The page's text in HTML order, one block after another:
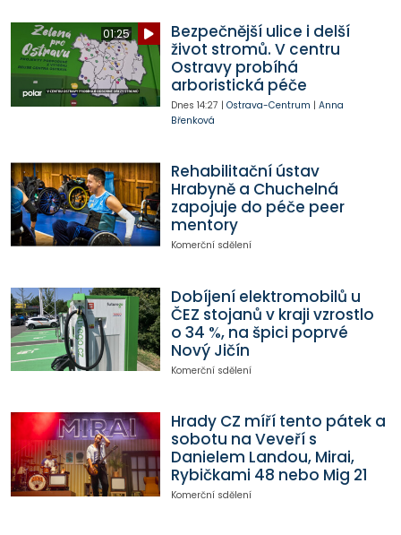
01:25
Bezpečnější ulice i delší
život stromů. V centru
Ostravy probíhá
arboristická péče
Dnes 14:27 | Ostrava-Centrum | Anna
Břenková
Rehabilitační ústav
Hrabyně a Chuchelná
zapojuje do péče peer
mentory
Komerční sdělení
Dobíjení elektromobilů u
ČEZ stojanů v kraji vzrostlo
o 34 %, na špici poprvé
Nový Jičín
Komerční sdělení
Hrady CZ míří tento pátek a
sobotu na Veveří s
Danielem Landou, Mirai,
Rybičkami 48 nebo Mig 21
Komerční sdělení